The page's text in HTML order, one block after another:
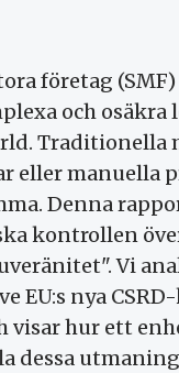
företag
och osäkra
Traditionella
manuella
Denna
kontrollen
Vi
nya
visar hur ett
dessa